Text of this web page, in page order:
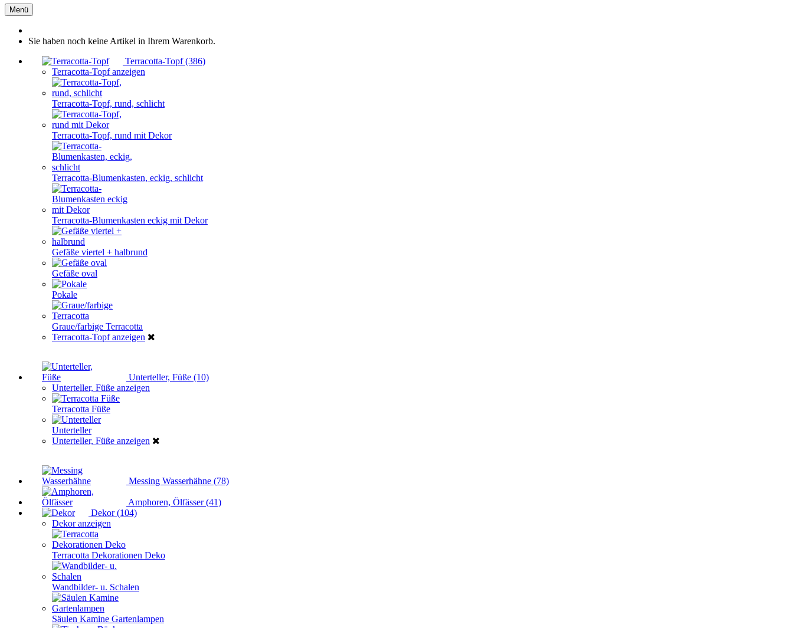
Menü
Sie haben noch keine Artikel in Ihrem Warenkorb.
Terracotta-Topf (386)
Terracotta-Topf anzeigen
Terracotta-Topf, rund, schlicht
Terracotta-Topf, rund mit Dekor
Terracotta-Blumenkasten, eckig, schlicht
Terracotta-Blumenkasten eckig mit Dekor
Gefäße viertel + halbrund
Gefäße oval
Pokale
Graue/farbige Terracotta
Terracotta-Topf anzeigen
Unterteller, Füße (10)
Unterteller, Füße anzeigen
Terracotta Füße
Unterteller
Unterteller, Füße anzeigen
Messing Wasserhähne (78)
Amphoren, Ölfässer (41)
Dekor (104)
Dekor anzeigen
Terracotta Dekorationen Deko
Wandbilder- u. Schalen
Säulen Kamine Gartenlampen